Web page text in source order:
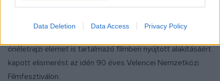
Data Deletion Data Access Privacy Policy
A legjobb rendezés díjával Tizza Covit és Rainer Frimmelt
tüntették ki Vera című alkotásukért. Vera Gemma (a
önéletrajzi elemet is tartalmazó filmben nyújtott alakításáért
kapott elismerést az idén 90 éves Velencei Nemzetközi
Filmfesztiválon.